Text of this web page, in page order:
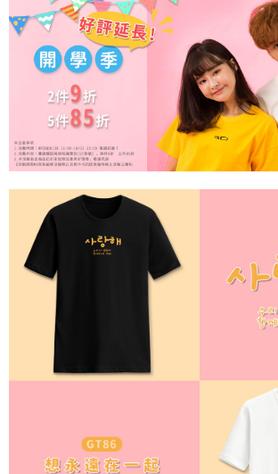
2.基於同意付款使用「大哥付你分期」之契約關係目的
資料（包含姓名、電話或地址）提供予台灣大哥大進項
由本公司與您本人進行分期帳單所需資料之確認、核對
3.完整用戶服務條款，請詳閱以下連結：https://
※ 交易是否成功請以「AFTEE先享後付 」之結帳頁面
是否繳費成功／繳費後需取消欲退款等相關疑問，請聯
客戶支援中心」https://netprotections.freshdesk.com/
【注意事項】
１．透過由恩沛科技股份有限公司提供之「AFTEE先
易，需依本服務之必要範圍內提供個人資料，並將交
權轉讓予恩沛科技股份有限公司。
２．關於個人資料處理事宜，請瀏覽以下網址：
https://aftee.tw/terms/#terms3
３．未成年的使用者請事先徵得法定代理人或監護人
「AFTEE先享後付」，若未經同意申辦者引起之損失
４．使用「AFTEE先享後付」時，將依據個別帳號之
時審查核予不同之上限額度；若仍有額度不足之情形
請求用戶進行身份認證。
５．嚴禁一人註冊多個帳號或使用他人資訊註冊。若發
恩沛科技股份有限公司將有權停止該用戶之使用額度
付款後7-11取貨
每筆NT$60，滿NT$899(含以上)免運費
宅配
每筆NT$65，滿NT$899(含以上)免運費